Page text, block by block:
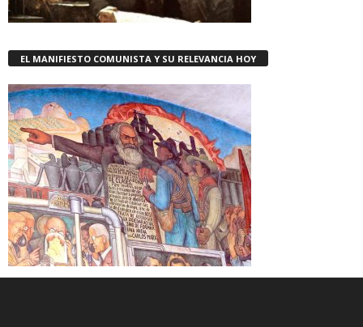
EL MANIFIESTO COMUNISTA Y SU RELEVANCIA HOY